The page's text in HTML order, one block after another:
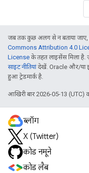
जब तक कुछ अलग से न बताया जाए,
Commons Attribution 4.0
License के तहत लाइसेंस मिला है.
साइट नीतियांदेखें. Oracle और/या
हुआ ट्रेडमार्क है.
आखिरी बार 2026-05-13 (UTC)
ब्लॉग
X (Twitter)
कोड नमूने
कोड लैब